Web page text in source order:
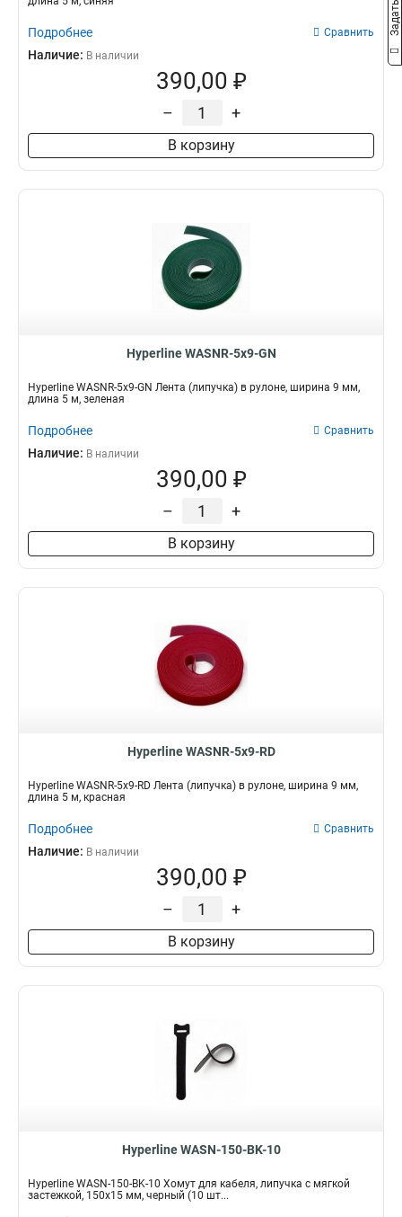
Подробнее Сравнить
Наличие: В наличии
390,00 ₽
– +
В корзину
Hyperline WASNR-5x9-GN
Hyperline WASNR-5x9-GN Лента (липучка) в рулоне, ширина 9 мм,
длина 5 м, зеленая
Подробнее Сравнить
Наличие: В наличии
390,00 ₽
– +
В корзину
Hyperline WASNR-5x9-RD
Hyperline WASNR-5x9-RD Лента (липучка) в рулоне, ширина 9 мм,
длина 5 м, красная
Подробнее Сравнить
Наличие: В наличии
390,00 ₽
– +
В корзину
Hyperline WASN-150-BK-10
Hyperline WASN-150-BK-10 Хомут для кабеля, липучка с мягкой
застежкой, 150x15 мм, черный (10 шт...